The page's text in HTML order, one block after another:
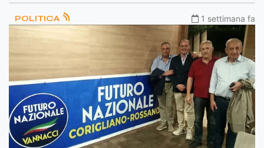
POLITICA 1 settimana fa